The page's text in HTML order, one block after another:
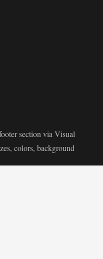
section via Visual
colors, background